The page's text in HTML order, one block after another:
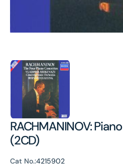
RACHMANINOV:
(2CD)
Cat No.:4215902